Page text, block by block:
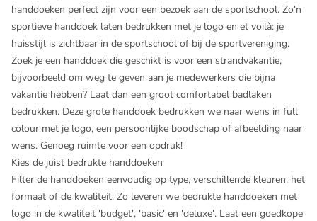
handdoeken perfect zijn voor een bezoek aan de sportschool. Zo'n
sportieve handdoek laten bedrukken met je logo en et voilà: je
huisstijl is zichtbaar in de sportschool of bij de sportvereniging.
Zoek je een handdoek die geschikt is voor een strandvakantie,
bijvoorbeeld om weg te geven aan je medewerkers die bijna
vakantie hebben? Laat dan een groot comfortabel badlaken
bedrukken. Deze grote handdoek bedrukken we naar wens in full
colour met je logo, een persoonlijke boodschap of afbeelding naar
wens. Genoeg ruimte voor een opdruk!
Kies de juist bedrukte handdoeken
Filter de handdoeken eenvoudig op type, verschillende kleuren, het
formaat of de kwaliteit. Zo leveren we bedrukte handdoeken met
logo in de kwaliteit 'budget', 'basic' en 'deluxe'. Laat een goedkope